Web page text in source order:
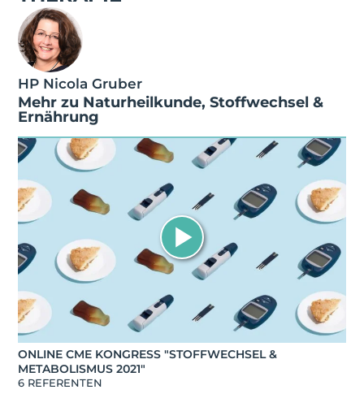
HP Nicola Gruber
Mehr zu Naturheilkunde, Stoffwechsel &
Ernährung
ONLINE CME KONGRESS "STOFFWECHSEL &
METABOLISMUS 2021"
6 REFERENTEN